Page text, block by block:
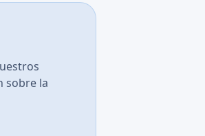
sobre la